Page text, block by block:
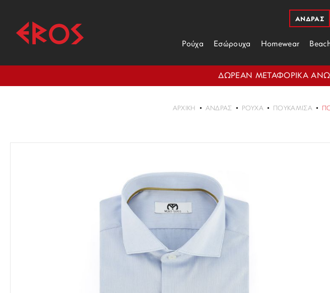
ΑΝΔΡΑΣ
Ρούχα Εσώρουχα Homewear
ΔΩΡΕΑΝ ΜΕΤΑΦΟΡΙΚΑ
ΑΡΧΙΚΉ ΑΝΔΡΑΣ ΡΟΎΧΑ ΠΟΥΚΆΜΙΣΑ